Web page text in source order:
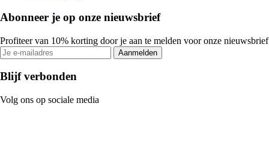
Abonneer je op onze nieuwsbrief
Profiteer van 10% korting door je aan te melden voor onze nieuwsbrief
Aanmelden
Blijf verbonden
Volg ons op sociale media